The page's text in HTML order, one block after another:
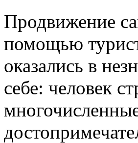
Продвижение
помощью
оказались в
себе: человек